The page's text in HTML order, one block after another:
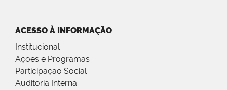
ACESSO À INFORMAÇÃO
Institucional
Ações e Programas
Participação Social
Auditoria Interna